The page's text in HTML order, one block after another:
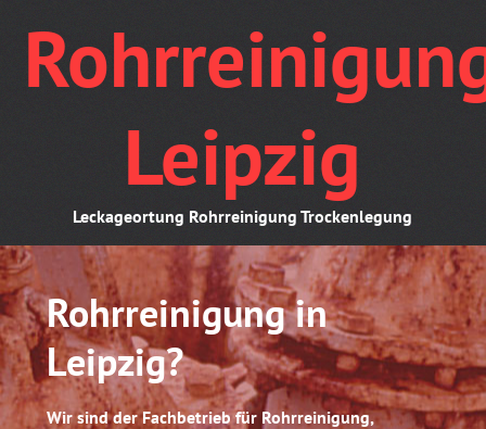
content
Leipzig
Leckageortung Rohrreinigung Trockenlegung
Rohrreinigung in
Leipzig?
Wir sind der Fachbetrieb für Rohrreinigung,